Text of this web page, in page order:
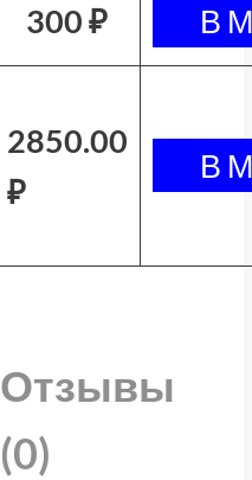
300 ₽
2850.00
₽
Отзывы
(0)